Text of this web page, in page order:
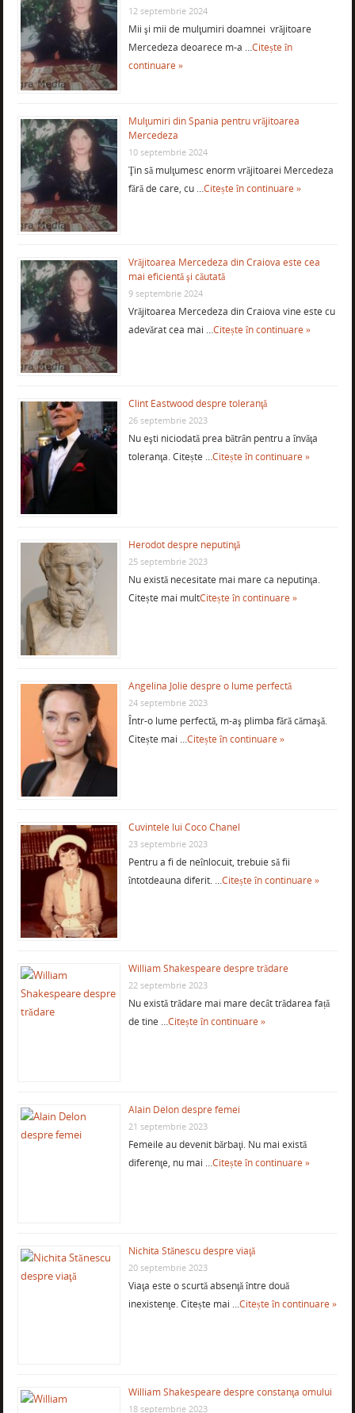
12 septembrie 2024
Mii şi mii de mulţumiri doamnei vrăjitoare
Mercedeza deoarece m-a …Citește în
continuare »
Mulţumiri din Spania pentru vrăjitoarea
Mercedeza
10 septembrie 2024
Ţin să mulţumesc enorm vrăjitoarei Mercedeza
fără de care, cu …Citește în continuare »
Vrăjitoarea Mercedeza din Craiova este cea
mai eficientă şi căutată
9 septembrie 2024
Vrăjitoarea Mercedeza din Craiova vine este cu
adevărat cea mai …Citește în continuare »
Clint Eastwood despre toleranţă
26 septembrie 2023
Nu eşti niciodată prea bătrân pentru a învăţa
toleranţa. Citește …Citește în continuare »
Herodot despre neputinţă
25 septembrie 2023
Nu există necesitate mai mare ca neputinţa.
Citește mai multCitește în continuare »
Angelina Jolie despre o lume perfectă
24 septembrie 2023
Într-o lume perfectă, m-aş plimba fără cămaşă.
Citește mai …Citește în continuare »
Cuvintele lui Coco Chanel
23 septembrie 2023
Pentru a fi de neînlocuit, trebuie să fii
întotdeauna diferit. …Citește în continuare »
William Shakespeare despre trădare
22 septembrie 2023
Nu există trădare mai mare decât trădarea față
de tine …Citește în continuare »
Alain Delon despre femei
21 septembrie 2023
Femeile au devenit bărbaţi. Nu mai există
diferenţe, nu mai …Citește în continuare »
Nichita Stănescu despre viaţă
20 septembrie 2023
Viaţa este o scurtă absenţă între două
inexistenţe. Citește mai …Citește în continuare »
William Shakespeare despre constanţa omului
18 septembrie 2023